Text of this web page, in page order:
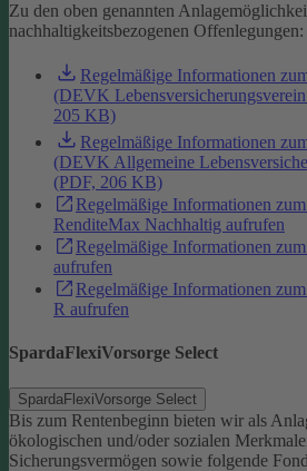
Zu den oben genannten
nachhaltigkeitsbezogenen Offenlegungen:
Regelmäßige Informationen
(DEVK
205 KB)
Regelmäßige Informationen
(DEVK Allgemeine
(PDF, 206 KB)
Regelmäßige Informationen
RenditeMax Nachhaltig aufrufen
Regelmäßige Informationen
aufrufen
Regelmäßige Informationen
R aufrufen
SpardaFlexiVorsorge Select
SpardaFlexiVorsorge Select
Bis zum Rentenbeginn bieten wir als
ökologischen und/oder sozialen
Sicherungsvermögen sowie folgende